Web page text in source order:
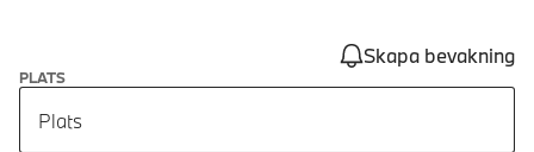
Skapa bevakning
PLATS
Plats